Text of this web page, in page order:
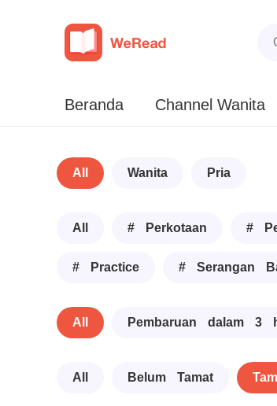
Beranda Channel Wanita
All Wanita Pria
All # Perkotaan #
# Practice # Serangan
All Pembaruan dalam 3
All Belum Tamat